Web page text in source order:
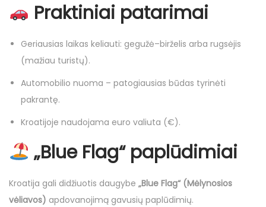
Praktiniai patarimai
Geriausias laikas keliauti: gegužė–birželis arba rugsėjis
(mažiau turistų).
Automobilio nuoma – patogiausias būdas tyrinėti
pakrantę.
Kroatijoje naudojama euro valiuta (€).
„Blue Flag“ paplūdimiai
Kroatija gali didžiuotis daugybe „Blue Flag“ (Mėlynosios
vėliavos) apdovanojimą gavusių paplūdimių.